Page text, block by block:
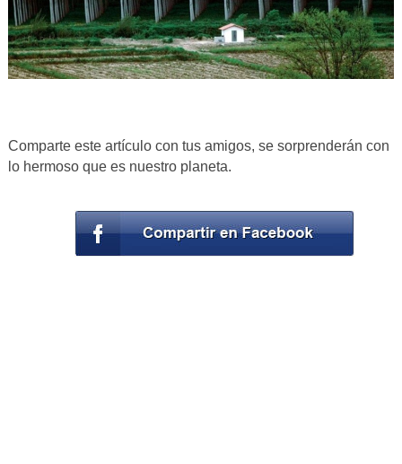
Comparte este artículo con tus amigos, se sorprenderán con
lo hermoso que es nuestro planeta.